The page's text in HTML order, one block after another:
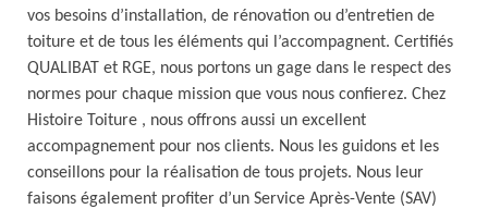
vos besoins d’installation, de rénovation ou d’entretien de
toiture et de tous les éléments qui l’accompagnent. Certifiés
QUALIBAT et RGE, nous portons un gage dans le respect des
normes pour chaque mission que vous nous confierez. Chez
Histoire Toiture , nous offrons aussi un excellent
accompagnement pour nos clients. Nous les guidons et les
conseillons pour la réalisation de tous projets. Nous leur
faisons également profiter d’un Service Après-Vente (SAV)